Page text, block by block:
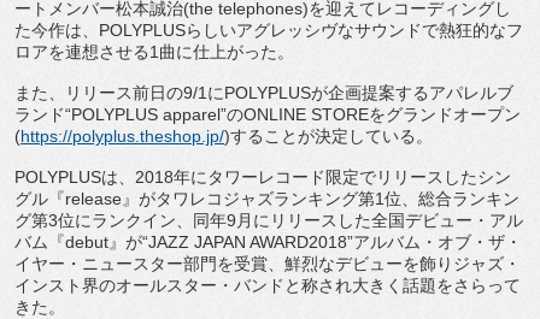
ートメンバー松本誠治(the telephones)を迎えてレコーディングし
た今作は、POLYPLUSらしいアグレッシヴなサウンドで熱狂的なフ
ロアを連想させる1曲に仕上がった。
また、リリース前日の9/1にPOLYPLUSが企画提案するアパレルブ
ランド“POLYPLUS apparel”のONLINE STOREをグランドオープン
(https://polyplus.theshop.jp/)することが決定している。
POLYPLUSは、2018年にタワーレコード限定でリリースしたシン
グル『release』がタワレコジャズランキング第1位、総合ランキン
グ第3位にランクイン、同年9月にリリースした全国デビュー・アル
バム『debut』が“JAZZ JAPAN AWARD2018”アルバム・オブ・ザ・
イヤー・ニュースター部門を受賞、鮮烈なデビューを飾りジャズ・
インスト界のオールスター・バンドと称され大きく話題をさらって
きた。